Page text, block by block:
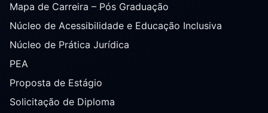
Mapa de Carreira – Pós Graduação
Núcleo de Acessibilidade e Educação Inclusiva
Núcleo de Prática Jurídica
PEA
Proposta de Estágio
Solicitação de Diploma